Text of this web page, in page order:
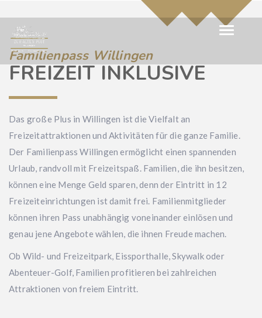
Familienpass Willingen
FREIZEIT INKLUSIVE
Das große Plus in Willingen ist die Vielfalt an
Freizeitattraktionen und Aktivitäten für die ganze Familie.
Der Familienpass Willingen ermöglicht einen spannenden
Urlaub, randvoll mit Freizeitspaß. Familien, die ihn besitzen,
können eine Menge Geld sparen, denn der Eintritt in 12
Freizeiteinrichtungen ist damit frei. Familienmitglieder
können ihren Pass unabhängig voneinander einlösen und
genau jene Angebote wählen, die ihnen Freude machen.
Ob Wild- und Freizeitpark, Eissporthalle, Skywalk oder
Abenteuer-Golf, Familien profitieren bei zahlreichen
Attraktionen von freiem Eintritt.